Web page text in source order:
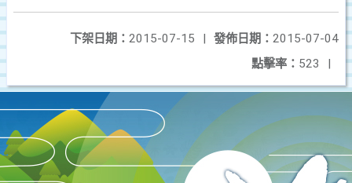
發佈日期： 2015-07-04
下架日期： 2015-07-15
|
點擊率： 523 |